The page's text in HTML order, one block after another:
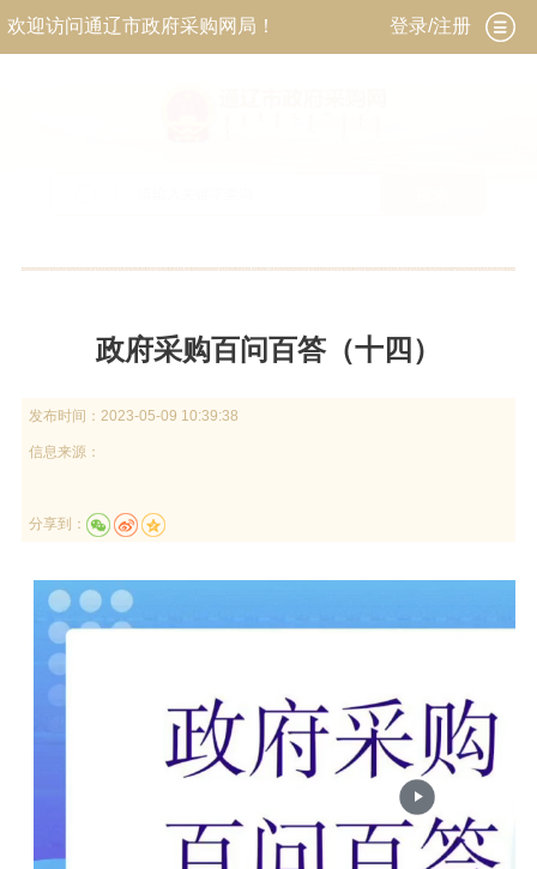
欢迎访问通辽市政府采购网局！ 登录/注册
当前位置：首页>政务公开>政策解读
政府采购百问百答（十四）
发布时间： 2023-05-09 10:39:38
信息来源：
分享到：